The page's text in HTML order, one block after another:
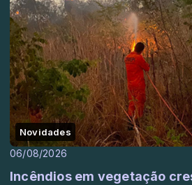
Novidades
06/08/2026
Incêndios em vegetação